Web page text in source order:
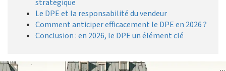
stratégique
Le DPE et la responsabilité du vendeur
Comment anticiper efficacement le DPE en 2026 ?
Conclusion : en 2026, le DPE un élément clé